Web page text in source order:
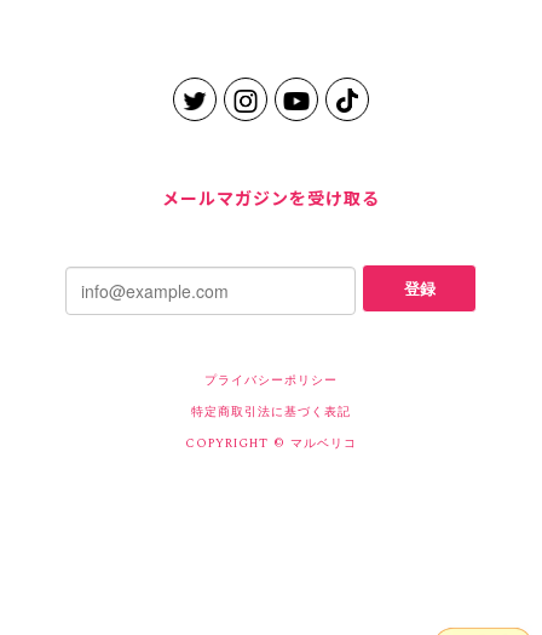
メールマガジンを受け取る
登録
プライバシーポリシー
特定商取引法に基づく表記
COPYRIGHT © マルベリコ